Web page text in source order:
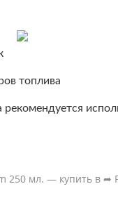
топлива
рекомендуется
250 мл. — купить в